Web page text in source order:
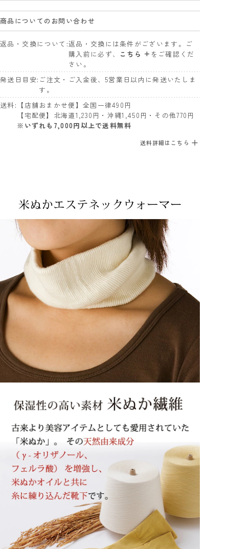
商品についてのお問い合わせ
返品・交換について 返品・交換には条件がございます。ご
購入前に必ず、 こちら + をご確認くだ
さい。
発送日目安 ご注文・ご入金後、5営業日以内に発送いたしま
す。
送料
【店舗おまかせ便】全国一律490円
【宅配便】北海道1,230円・沖縄1,450円・その他770円
※いずれも7,000円以上で送料無料
送料詳細はこちら